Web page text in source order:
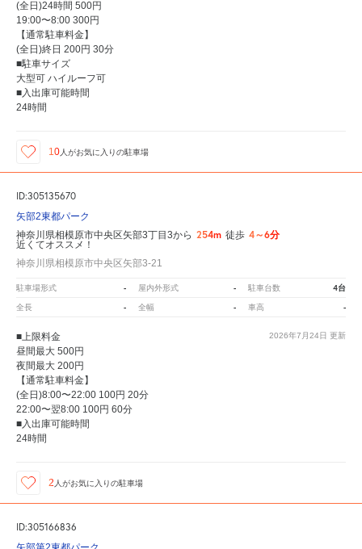
(全日)24時間 500円
19:00〜8:00 300円
【通常駐車料金】
(全日)終日 200円 30分
■駐車サイズ
大型可 ハイルーフ可
■入出庫可能時間
24時間
10人がお気に入りの駐車場
ID:305135670
矢部2東都パーク
神奈川県相模原市中央区矢部3丁目3から 254m 徒歩 4～6分
近くてオススメ！
神奈川県相模原市中央区矢部3-21
駐車場形式 - 屋内外形式 - 駐車台数 4台
全長 - 全幅 - 車高 -
2026年7月24日 更新
■上限料金
昼間最大 500円
夜間最大 200円
【通常駐車料金】
(全日)8:00〜22:00 100円 20分
22:00〜翌8:00 100円 60分
■入出庫可能時間
24時間
2 人がお気に入りの駐車場
ID:305166836